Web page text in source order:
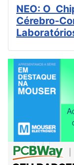
NEO: O
Cérebro-